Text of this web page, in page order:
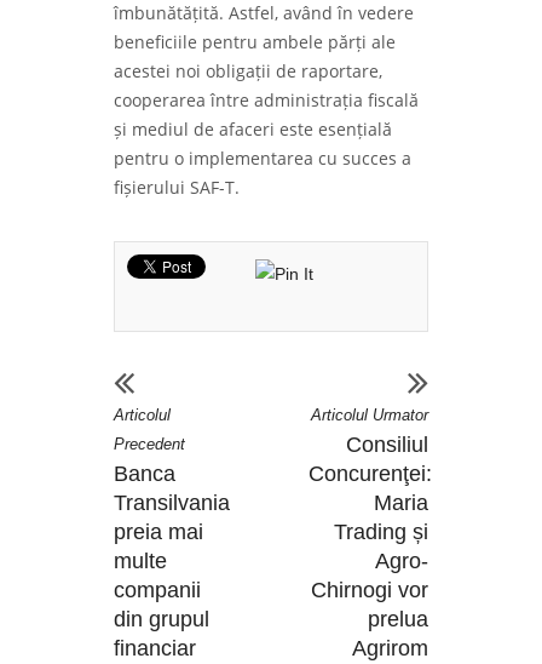
îmbunătățită. Astfel, având în vedere
beneficiile pentru ambele părți ale
acestei noi obligații de raportare,
cooperarea între administrația fiscală
și mediul de afaceri este esențială
pentru o implementarea cu succes a
fișierului SAF-T.
Articolul
Precedent
Banca
Transilvania
preia mai
multe
companii
din grupul
financiar
Articolul Urmator
Consiliul
Concurenţei:
Maria
Trading și
Agro-
Chirnogi vor
prelua
Agrirom